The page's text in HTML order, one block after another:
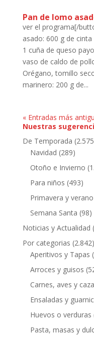
Pan de lomo
ver el programa[/
asado: 600 g de
1 cuña de queso
vaso de caldo de
Orégano, tomillo
marinero: 200 g de...
« Entradas más
Nuestras
De Temporada
Navidad (289)
Otoño e Invierno
Para niños (493)
Primavera y verano
Semana Santa (98)
Noticias y Actualidad
Por categorias (2.842)
Aperitivos y Tapas
Arroces y guisos
Carnes, aves y caza
Ensaladas y
Huevos o verduras
Pasta, masas y